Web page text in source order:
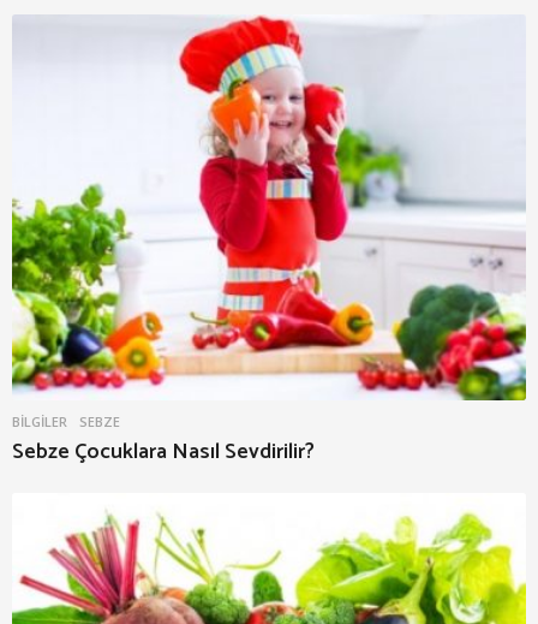
BILGILER SEBZE
Sebze Çocuklara Nasıl Sevdirilir?